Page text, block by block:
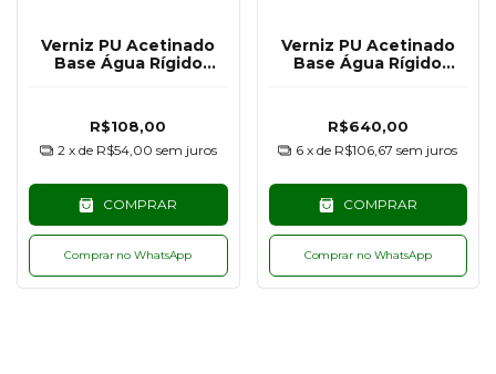
Verniz PU Acetinado
Base Água Rígido
R$108,00
2 x de R$54,00 sem juros
COMPRAR
Comprar no WhatsApp
Verniz PU Acetinado
Base Água Rígido
R$640,00
6 x de R$106,67 sem juros
COMPRAR
Comprar no WhatsApp